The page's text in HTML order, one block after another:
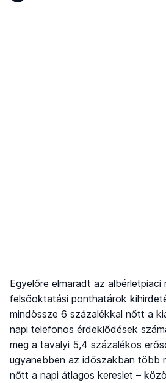
Egyelőre elmaradt az albérletpiaci
felsőoktatási ponthatárok
mindössze 6 százalékkal nőtt a
napi telefonos érdeklődések
meg a tavalyi 5,4 százalékos
ugyanebben az időszakban több
nőtt a napi átlagos kereslet –